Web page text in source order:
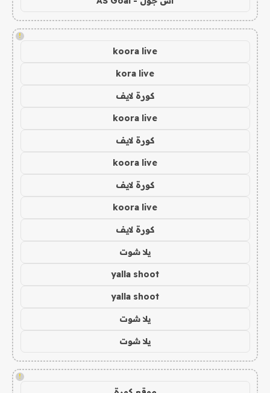
!
koora live
kora live
كورة لايف
koora live
كورة لايف
koora live
كورة لايف
koora live
كورة لايف
يلا شوت
yalla shoot
yalla shoot
يلا شوت
يلا شوت
!